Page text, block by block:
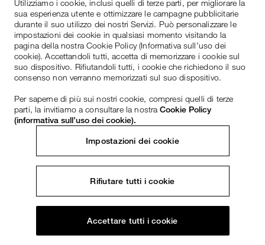
Utilizziamo i cookie, inclusi quelli di terze parti, per migliorare la
sua esperienza utente e ottimizzare le campagne pubblicitarie
durante il suo utilizzo dei nostri Servizi. Può personalizzare le
impostazioni dei cookie in qualsiasi momento visitando la
pagina della nostra Cookie Policy (Informativa sull’uso dei
cookie). Accettandoli tutti, accetta di memorizzare i cookie sul
suo dispositivo. Rifiutandoli tutti, i cookie che richiedono il suo
consenso non verranno memorizzati sul suo dispositivo.
Per saperne di più sui nostri cookie, compresi quelli di terze
parti, la invitiamo a consultare la nostraCookie Policy
(informativa sull’uso dei cookie).
Impostazioni dei cookie
Rifiutare tutti i cookie
Accettare tutti i cookie